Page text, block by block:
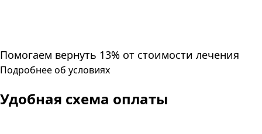
Помогаем вернуть 13% от стоимости лечения
Подробнее об условиях
Удобная схема оплаты